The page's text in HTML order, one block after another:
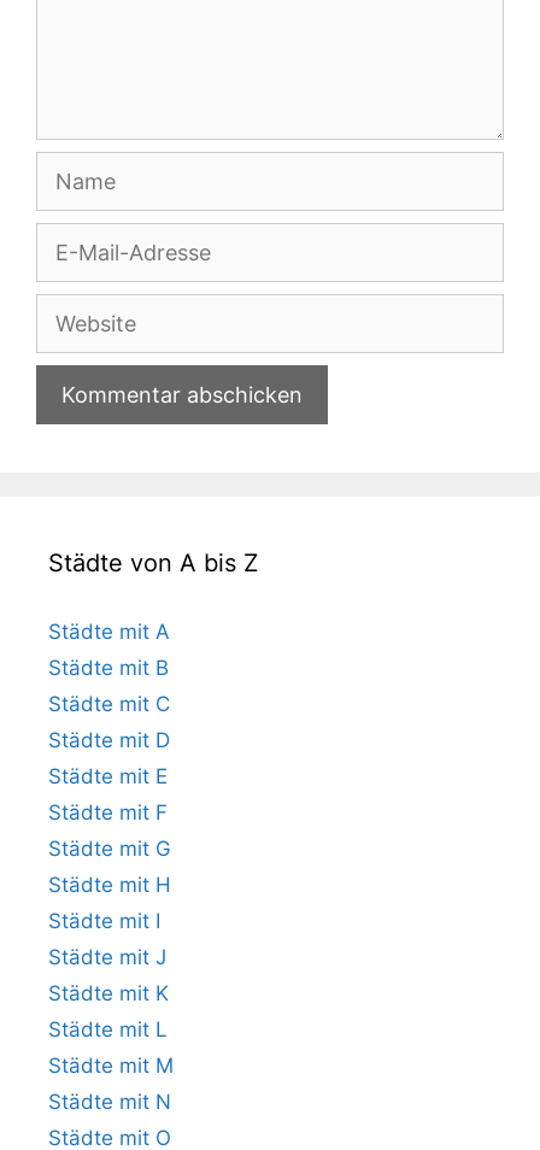
Adresse
Website
Städte von A bis Z
Städte mit A
Städte mit B
Städte mit C
Städte mit D
Städte mit E
Städte mit F
Städte mit G
Städte mit H
Städte mit I
Städte mit J
Städte mit K
Städte mit L
Städte mit M
Städte mit N
Städte mit O